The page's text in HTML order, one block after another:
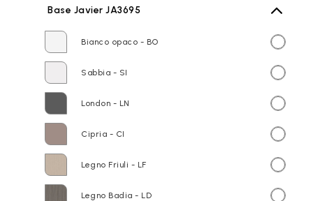
Base Javier JA3695
Bianco opaco - BO
Sabbia - SI
London - LN
Cipria - CI
Legno Friuli - LF
Legno Badia - LD